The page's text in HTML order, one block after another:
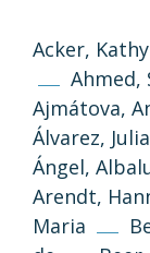
Acker, Kathy
Ahmed,
Ajmátova,
Álvarez, Julia
Ángel,
Arendt,
Maria